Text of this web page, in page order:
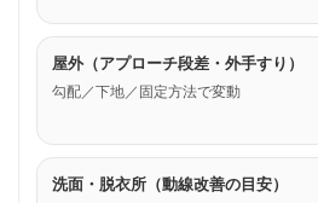
屋外（アプローチ段差・外手すり）
勾配／下地／固定方法で変動
洗面・脱衣所（動線改善の目安）